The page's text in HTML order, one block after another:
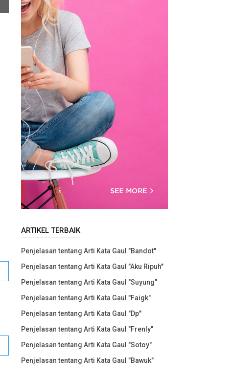
ARTIKEL TERBAIK
Penjelasan tentang Arti Kata Gaul "Bandot"
Penjelasan tentang Arti Kata Gaul "Aku Ripuh"
Penjelasan tentang Arti Kata Gaul "Suyung"
Penjelasan tentang Arti Kata Gaul "Faigk"
Penjelasan tentang Arti Kata Gaul "Dp"
Penjelasan tentang Arti Kata Gaul "Frenly"
Penjelasan tentang Arti Kata Gaul "Sotoy"
Penjelasan tentang Arti Kata Gaul "Bawuk"